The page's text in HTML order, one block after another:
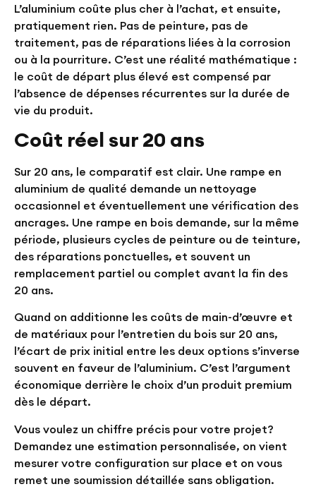
L’aluminium coûte plus cher à l’achat, et ensuite,
pratiquement rien. Pas de peinture, pas de
traitement, pas de réparations liées à la corrosion
ou à la pourriture. C’est une réalité mathématique :
le coût de départ plus élevé est compensé par
l’absence de dépenses récurrentes sur la durée de
vie du produit.
Coût réel sur 20 ans
Sur 20 ans, le comparatif est clair. Une rampe en
aluminium de qualité demande un nettoyage
occasionnel et éventuellement une vérification des
ancrages. Une rampe en bois demande, sur la même
période, plusieurs cycles de peinture ou de teinture,
des réparations ponctuelles, et souvent un
remplacement partiel ou complet avant la fin des
20 ans.
Quand on additionne les coûts de main-d’œuvre et
de matériaux pour l’entretien du bois sur 20 ans,
l’écart de prix initial entre les deux options s’inverse
souvent en faveur de l’aluminium. C’est l’argument
économique derrière le choix d’un produit premium
dès le départ.
Vous voulez un chiffre précis pour votre projet?
Demandez une estimation personnalisée, on vient
mesurer votre configuration sur place et on vous
remet une soumission détaillée sans obligation.